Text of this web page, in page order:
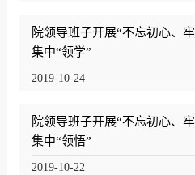
院领导班子开展“不忘初心、
集中“领学”
2019-10-24
院领导班子开展“不忘初心、
集中“领悟”
2019-10-22